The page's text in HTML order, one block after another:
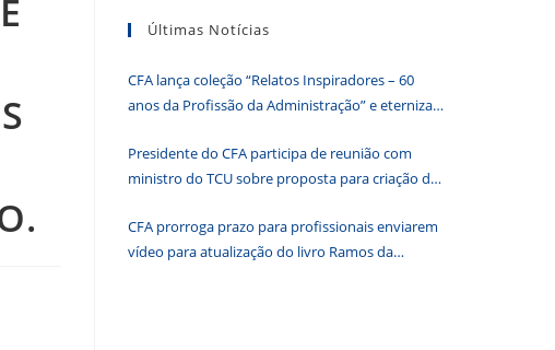
o
Últimas Notícias
CFA lança coleção “Relatos Inspiradores – 60
anos da Profissão da Administração” e eterniza
Presidente do CFA participa de reunião com
ministro do TCU sobre proposta para criação de
CFA prorroga prazo para profissionais enviarem
vídeo para atualização do livro Ramos da